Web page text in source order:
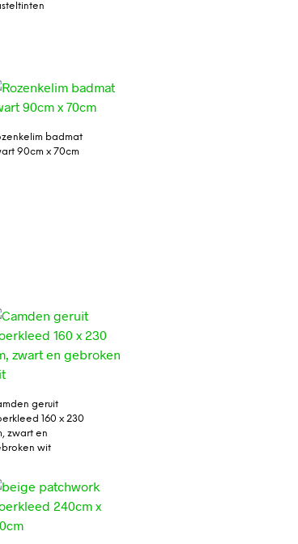
badmat
90cm x 70cm
geruit
160 x 230
zwart en
wit